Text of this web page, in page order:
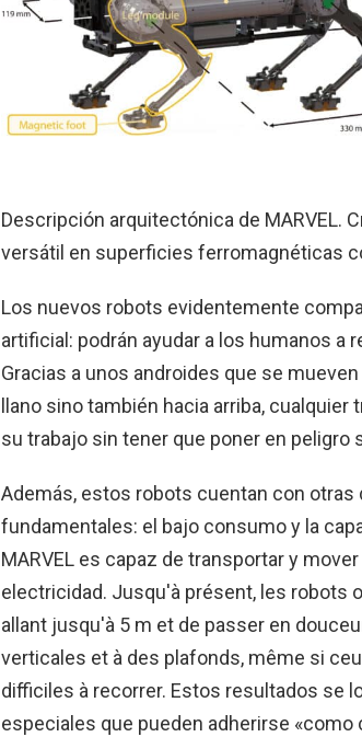
Descripción arquitectónica de MARVEL.
versátil en superficies ferromagnéticas
Los nuevos robots evidentemente
artificial: podrán ayudar a los humanos a
Gracias a unos androides que se
llano sino también hacia arriba,
su trabajo sin tener que poner en peligro
Además, estos robots cuentan con
fundamentales: el bajo consumo y la
MARVEL es capaz de transportar y
electricidad. Jusqu'à présent, les robots
allant jusqu'à 5 m et de passer en
verticales et à des plafonds, même si
difficiles à recorrer. Estos resultados se
especiales que pueden adherirse